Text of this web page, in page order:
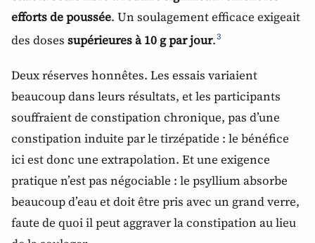
efforts de poussée. Un soulagement efficace exigeait
des doses supérieures à 10 g par jour.3
Deux réserves honnêtes. Les essais variaient
beaucoup dans leurs résultats, et les participants
souffraient de constipation chronique, pas d’une
constipation induite par le tirzépatide : le bénéfice
ici est donc une extrapolation. Et une exigence
pratique n’est pas négociable : le psyllium absorbe
beaucoup d’eau et doit être pris avec un grand verre,
faute de quoi il peut aggraver la constipation au lieu